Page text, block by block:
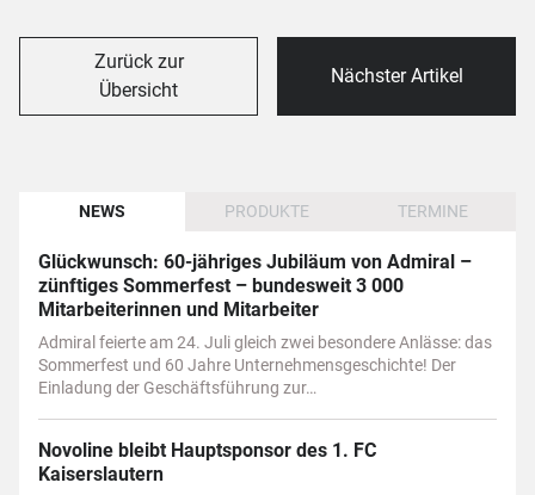
Zurück zur
Übersicht
Nächster Artikel
NEWS PRODUKTE TERMINE
Glückwunsch: 60-jähriges Jubiläum von Admiral –
zünftiges Sommerfest – bundesweit 3 000
Mitarbeiterinnen und Mitarbeiter
Admiral feierte am 24. Juli gleich zwei besondere Anlässe: das
Sommerfest und 60 Jahre Unternehmensgeschichte! Der
Einladung der Geschäftsführung zur…
Novoline bleibt Hauptsponsor des 1. FC
Kaiserslautern